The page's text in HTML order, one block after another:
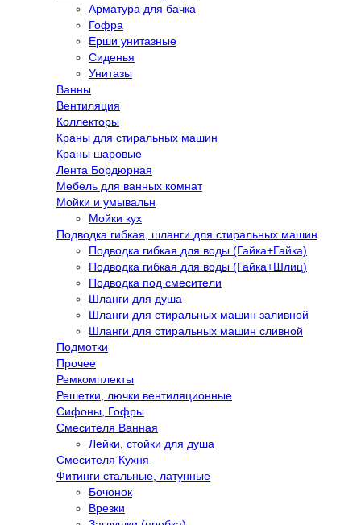
Арматура для бачка
Гофра
Ерши унитазные
Сиденья
Унитазы
Ванны
Вентиляция
Коллекторы
Краны для стиральных машин
Краны шаровые
Лента Бордюрная
Мебель для ванных комнат
Мойки и умывальн
Мойки кух
Подводка гибкая, шланги для стиральных машин
Подводка гибкая для воды (Гайка+Гайка)
Подводка гибкая для воды (Гайка+Шлиц)
Подводка под смесители
Шланги для душа
Шланги для стиральных машин заливной
Шланги для стиральных машин сливной
Подмотки
Прочее
Ремкомплекты
Решетки, лючки вентиляционные
Сифоны, Гофры
Смесителя Ванная
Лейки, стойки для душа
Смесителя Кухня
Фитинги стальные, латунные
Бочонок
Врезки